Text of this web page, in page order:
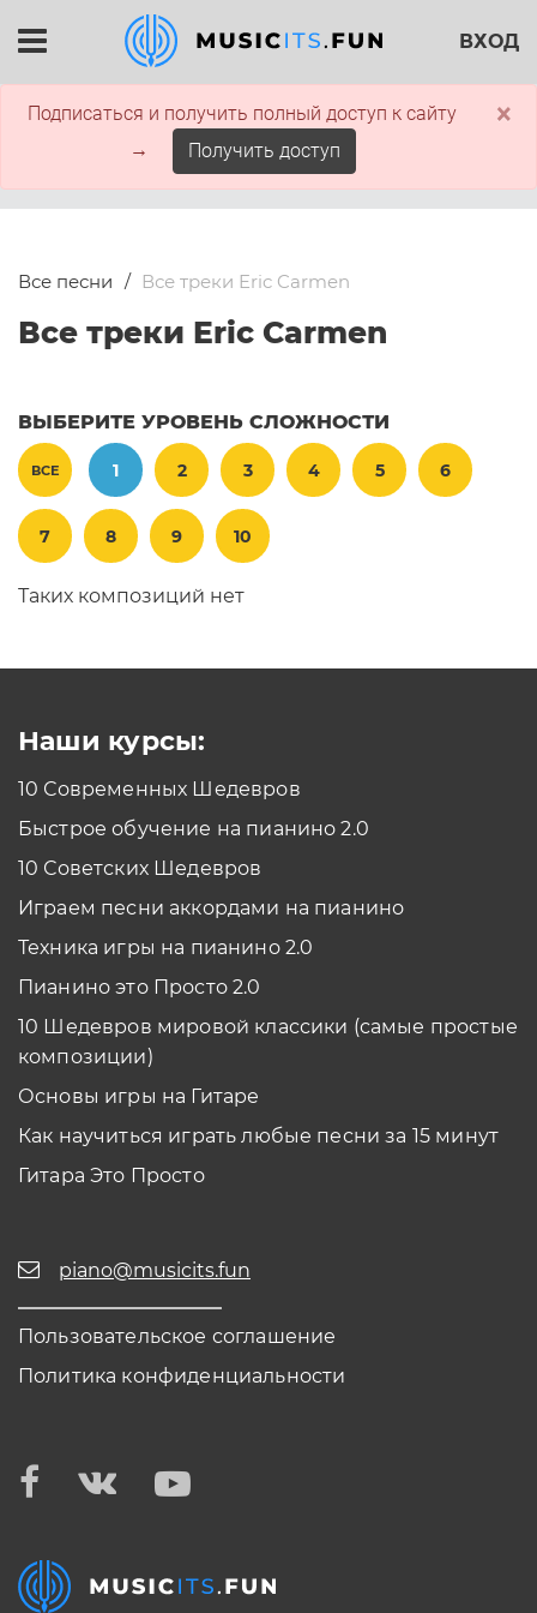
ВХОД
×
Подписаться и получить полный доступ к сайту
→
Получить доступ
Все песни Все треки Eric Carmen
Все треки Eric Carmen
ВЫБЕРИТЕ УРОВЕНЬ СЛОЖНОСТИ
ВСЕ 1 2 3 4 5 6
7 8 9 10
Таких композиций нет
Наши курсы:
10 Современных Шедевров
Быстрое обучение на пианино 2.0
10 Советских Шедевров
Играем песни аккордами на пианино
Техника игры на пианино 2.0
Пианино это Просто 2.0
10 Шедевров мировой классики (самые простые
композиции)
Основы игры на Гитаре
Как научиться играть любые песни за 15 минут
Гитара Это Просто
piano@musicits.fun
Пользовательское соглашение
Политика конфиденциальности